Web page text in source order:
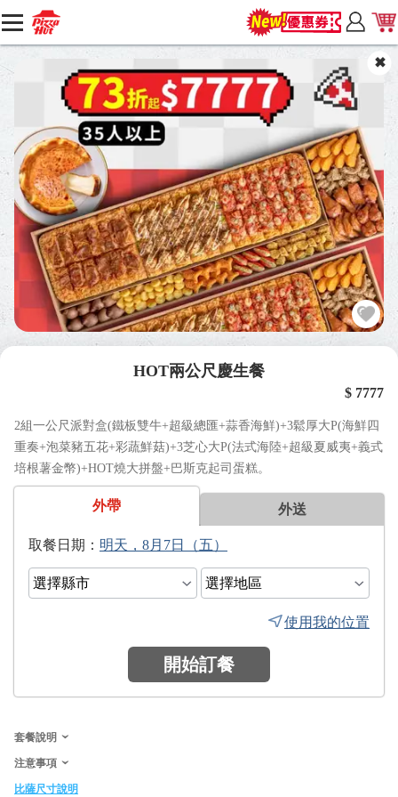
HOT兩公尺慶生餐
$ 7777
2組一公尺派對盒(鐵板雙牛+超級總匯+蒜香海鮮)+3鬆厚大P(海鮮四
重奏+泡菜豬五花+彩蔬鮮菇)+3芝心大P(法式海陸+超級夏威夷+義式
培根薯金幣)+HOT燒大拼盤+巴斯克起司蛋糕。
外帶 外送
日期：
使用我的位置
開始訂餐
套餐說明
注意事項
比薩尺寸說明